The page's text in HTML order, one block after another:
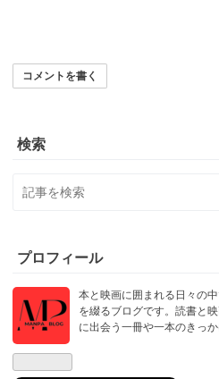
コメントを書く
検索
プロフィール
本と映画に囲まれる日々の
を綴るブログです。読書と
に出会う一冊や一本のきっ